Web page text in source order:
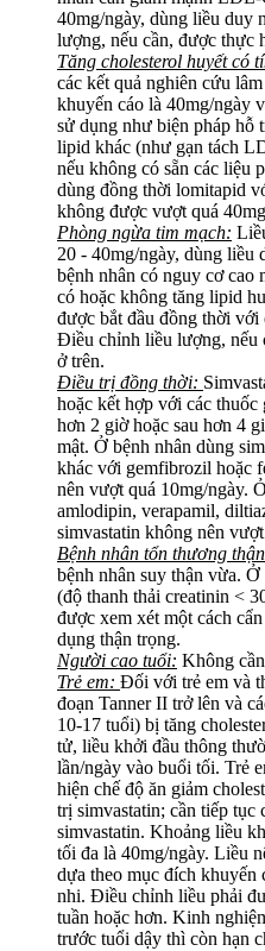
40mg/ngày, dùng liều duy
lượng, nếu cần, được thực
Tăng cholesterol huyết có
các kết quả nghiên cứu
khuyến cáo là 40mg/ngày
sử dụng như biện pháp hỗ
lipid khác (như gạn tách
nếu không có sẵn các liệu
dùng đồng thời lomitapid
không được vượt quá
Phòng ngừa tim mạch:
20 - 40mg/ngày, dùng liều
bệnh nhân có nguy cơ cao
có hoặc không tăng lipid
được bắt đầu đồng thời với
Điều chỉnh liều lượng, nếu
ở trên.
Điều trị đồng thời:
hoặc kết hợp với các
hơn 2 giờ hoặc sau hơn 4
mật. Ở bệnh nhân dùng
khác với gemfibrozil hoặc
nên vượt quá 10mg/ngày.
amlodipin, verapamil,
simvastatin không nên
Bệnh nhân tổn thương
bệnh nhân suy thận vừa.
(độ thanh thải creatinin <
được xem xét một cách
dụng thận trọng.
Người cao tuổi: Không
Trẻ em: Đối với trẻ em và
đoạn Tanner II trở lên và
10-17 tuổi) bị tăng
tử, liều khởi đầu thông
lần/ngày vào buổi tối. Trẻ
hiện chế độ ăn giảm
trị simvastatin; cần tiếp
simvastatin. Khoảng liều
tối đa là 40mg/ngày. Liều
dựa theo mục đích khuyến
nhi. Điều chỉnh liều phải
tuần hoặc hơn. Kinh
trước tuổi dậy thì còn hạn